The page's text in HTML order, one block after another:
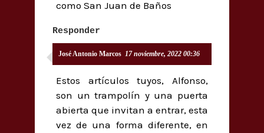
como San Juan de Baños
Responder
José Antonio Marcos 17 noviembre, 2022 00:36
Estos artículos tuyos, Alfonso,
son un trampolín y una puerta
abierta que invitan a entrar, esta
vez de una forma diferente, en